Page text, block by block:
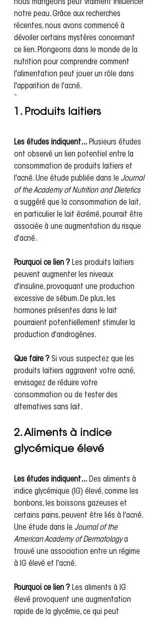
nous mangeons peut vraiment influencer
notre peau. Grâce aux recherches
récentes, nous avons commencé à
dévoiler certains mystères concernant
ce lien. Plongeons dans le monde de la
nutrition pour comprendre comment
l'alimentation peut jouer un rôle dans
l'apparition de l'acné.
`
1. Produits laitiers
Les études indiquent... Plusieurs études
ont observé un lien potentiel entre la
consommation de produits laitiers et
l'acné. Une étude publiée dans le Journal
of the Academy of Nutrition and Dietetics
a suggéré que la consommation de lait,
en particulier le lait écrémé, pourrait être
associée à une augmentation du risque
d'acné.
Pourquoi ce lien ? Les produits laitiers
peuvent augmenter les niveaux
d'insuline, provoquant une production
excessive de sébum. De plus, les
hormones présentes dans le lait
pourraient potentiellement stimuler la
production d'androgènes.
Que faire ? Si vous suspectez que les
produits laitiers aggravent votre acné,
envisagez de réduire votre
consommation ou de tester des
alternatives sans lait.
2. Aliments à indice
glycémique élevé
Les études indiquent... Des aliments à
indice glycémique (IG) élevé, comme les
bonbons, les boissons gazeuses et
certains pains, peuvent être liés à l'acné.
Une étude dans le Journal of the
American Academy of Dermatology a
trouvé une association entre un régime
à IG élevé et l'acné.
Pourquoi ce lien ? Les aliments à IG
élevé provoquent une augmentation
rapide de la glycémie, ce qui peut